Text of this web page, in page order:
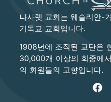
나사렛 교회는 웨슬리안-
기독교 교회입니다.
1908년에 조직된 교단은
30,000개 이상의 회중에
의 회원들의 고향입니다.